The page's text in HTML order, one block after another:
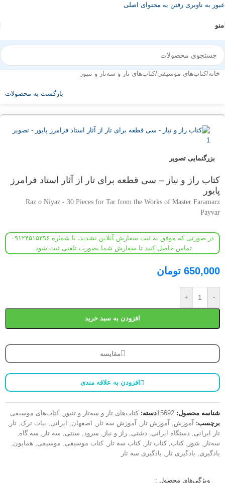
عبور به ناوبری رفتن به محتوای اصلی
منو
خانه/کتاب‌های موسیقی/کتاب‌های تار و سه‌تار و تنبور
بازگشت به محصولات
بزرگنمایی تصویر
کتاب راز و نیاز – سی قطعه برای تار از آثار استاد فرامرز
پایور
Raz o Niyaz - 30 Pieces for Tar from the Works of Master Faramarz
Payvar
در صورتی که موفق به ثبت سفارش آنلاین نشدید، با شماره ۰۹۱۲۴۵۱۵۳۹۶
تماس حاصل کنید تا سفارش شما بصورت تلفنی ثبت شود.
650,000 تومان
-
+
افزودن به سبد خرید
مقایسه
افزودن به علاقه مندی
شناسه محصول: 15692دسته: کتاب‌های تار و سه‌تار و تنبور
کتاب‌های موسیقی
برچسب: آموزش آموزش تار آموزش سه تار اصفهان ایرانی بیات ترک تار
تار ایرانی
دستگاه ایرانی دشتی راز و نیاز سرود سنتی سه تار سه گاه
سه‌تار
شور کتاب کتاب تار کتاب سه تار کتاب موسیقی موسیقی همایون
یادگیری
یادگیری تار یادگیری سه تار
ویژگی‌های محصول :